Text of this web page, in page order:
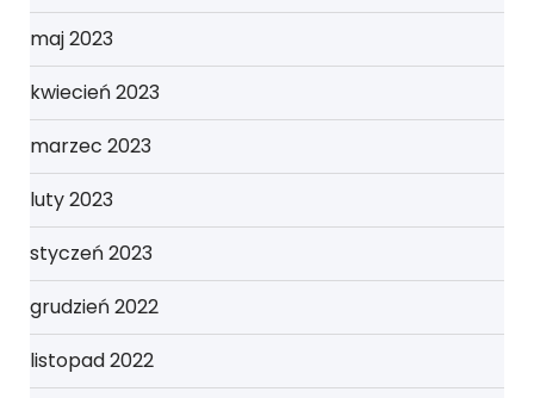
maj 2023
kwiecień 2023
marzec 2023
luty 2023
styczeń 2023
grudzień 2022
listopad 2022